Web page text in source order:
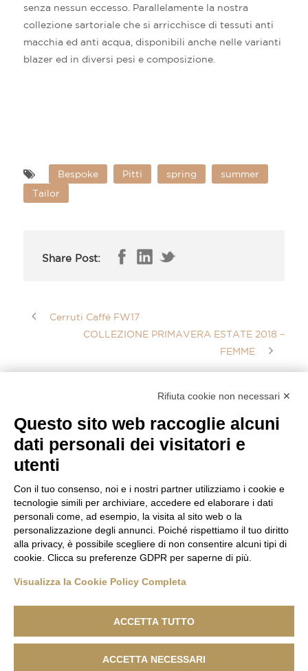
senza nessun eccesso. Parallelamente la nostra
collezione sartoriale che si arricchisce di tessuti anti
macchia ed anti acqua, disponibili anche nelle varianti
blazer ed in diversi pesi e composizione.
Bespoke Pitti spring
summer
Tailor
Share Post:
Cerruti Caffé FW17
COLLEZIONE PRIMAVERA ESTATE 2018 –
FEMME
LEAVE A REPLY
You must belogged into post a comment.
Lanificio F.lli Cerruti - Sede Legale: Via Cernaia, 40 - 13900 Biella -
Rifiuta cookie non necessari ✕
Questo sito web raccoglie alcuni
dati personali dei visitatori e
utenti
Con il tuo consenso, noi e i nostri partner utilizziamo i cookie e
tecnologie simili per archiviare, accedere ed elaborare i dati
personali come, ad esempio, la visita al sito web o la
personalizzazione degli annunci. Poiché rispettiamo il tuo diritto
alla privacy, è possibile scegliere di non consentire alcuni tipi di
cookie. Clicca su preferenze GDPR per saperne di più.
Visualizza la Cookie Policy Completa
ACCETTA TUTTO
ACCETTA NECESSARI